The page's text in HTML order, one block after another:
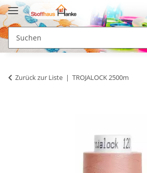
Zurück zur Liste TROJALOCK 2500m